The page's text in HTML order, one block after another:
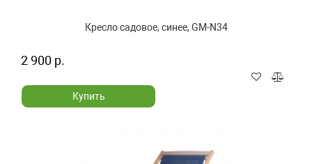
Кресло садовое, синее, GM-N34
2 900 р.
Купить